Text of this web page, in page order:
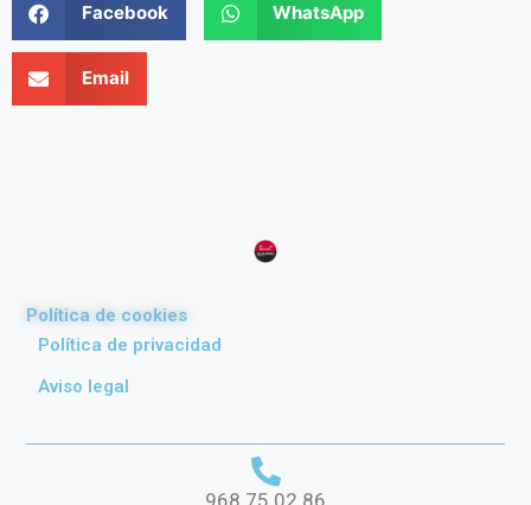
Facebook WhatsApp
Email
Política de cookies
Política de privacidad
Aviso legal
968 75 02 86